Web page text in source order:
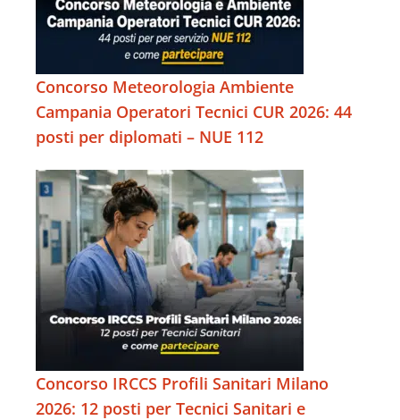
Concorso Meteorologia Ambiente
Campania Operatori Tecnici CUR 2026: 44
posti per diplomati – NUE 112
Concorso IRCCS Profili Sanitari Milano
2026: 12 posti per Tecnici Sanitari e